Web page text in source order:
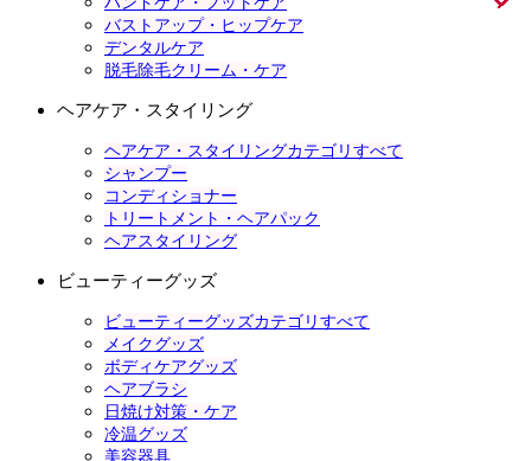
バストアップ・ヒップケア
デンタルケア
脱毛除毛クリーム・ケア
ヘアケア・スタイリング
ヘアケア・スタイリングカテゴリすべて
シャンプー
コンディショナー
トリートメント・ヘアパック
ヘアスタイリング
ビューティーグッズ
ビューティーグッズカテゴリすべて
メイクグッズ
ボディケアグッズ
ヘアブラシ
日焼け対策・ケア
冷温グッズ
美容器具